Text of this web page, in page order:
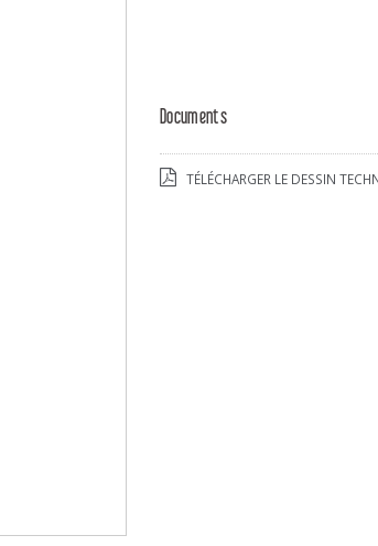
Documents
TÉLÉCHARGER LE DESSIN